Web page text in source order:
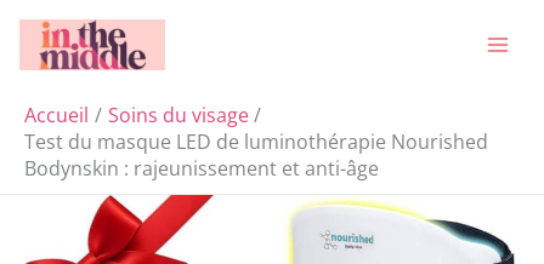
Aller
Accueil
Soins du visage
Test du masque LED de luminothérapie Nourished
Bodynskin : rajeunissement et anti-âge
Rechercher